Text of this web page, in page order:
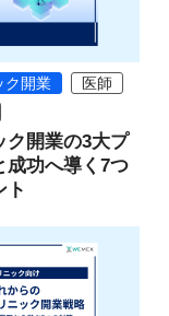
ク開業
医師
ク開業の3大プ
成功へ導く7つ
ト